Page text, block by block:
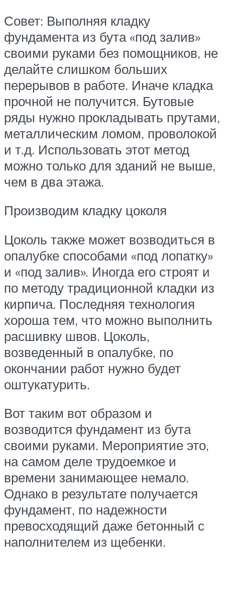
Совет: Выполняя кладку
фундамента из бута «под залив»
своими руками без помощников, не
делайте слишком больших
перерывов в работе. Иначе кладка
прочной не получится. Бутовые
ряды нужно прокладывать прутами,
металлическим ломом, проволокой
и т.д. Использовать этот метод
можно только для зданий не выше,
чем в два этажа.
Производим кладку цоколя
Цоколь также может возводиться в
опалубке способами «под лопатку»
и «под залив». Иногда его строят и
по методу традиционной кладки из
кирпича. Последняя технология
хороша тем, что можно выполнить
расшивку швов. Цоколь,
возведенный в опалубке, по
окончании работ нужно будет
оштукатурить.
Вот таким вот образом и
возводится фундамент из бута
своими руками. Мероприятие это,
на самом деле трудоемкое и
времени занимающее немало.
Однако в результате получается
фундамент, по надежности
превосходящий даже бетонный с
наполнителем из щебенки.